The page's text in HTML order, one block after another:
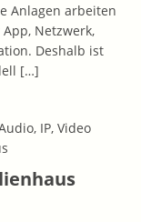
Anlagen arbeiten
Netzwerk,
Deshalb ist
[…]